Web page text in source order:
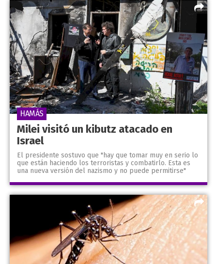
Milei visitó un kibutz atacado en
Israel
El presidente sostuvo que "hay que tomar muy en serio lo
que están haciendo los terroristas y combatirlo. Esta es
una nueva versión del nazismo y no puede permitirse"
HAMÁS